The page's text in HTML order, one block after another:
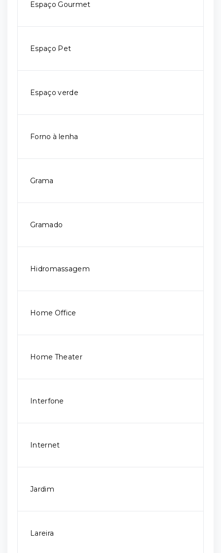
Espaço Gourmet
Espaço Pet
Espaço verde
Forno à lenha
Grama
Gramado
Hidromassagem
Home Office
Home Theater
Interfone
Internet
Jardim
Lareira